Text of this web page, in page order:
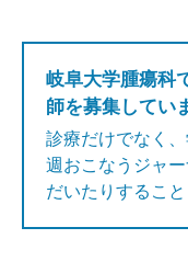
岐阜大学腫瘍科
師を募集してい
診療だけでなく
週おこなうジャ
だいたりすること